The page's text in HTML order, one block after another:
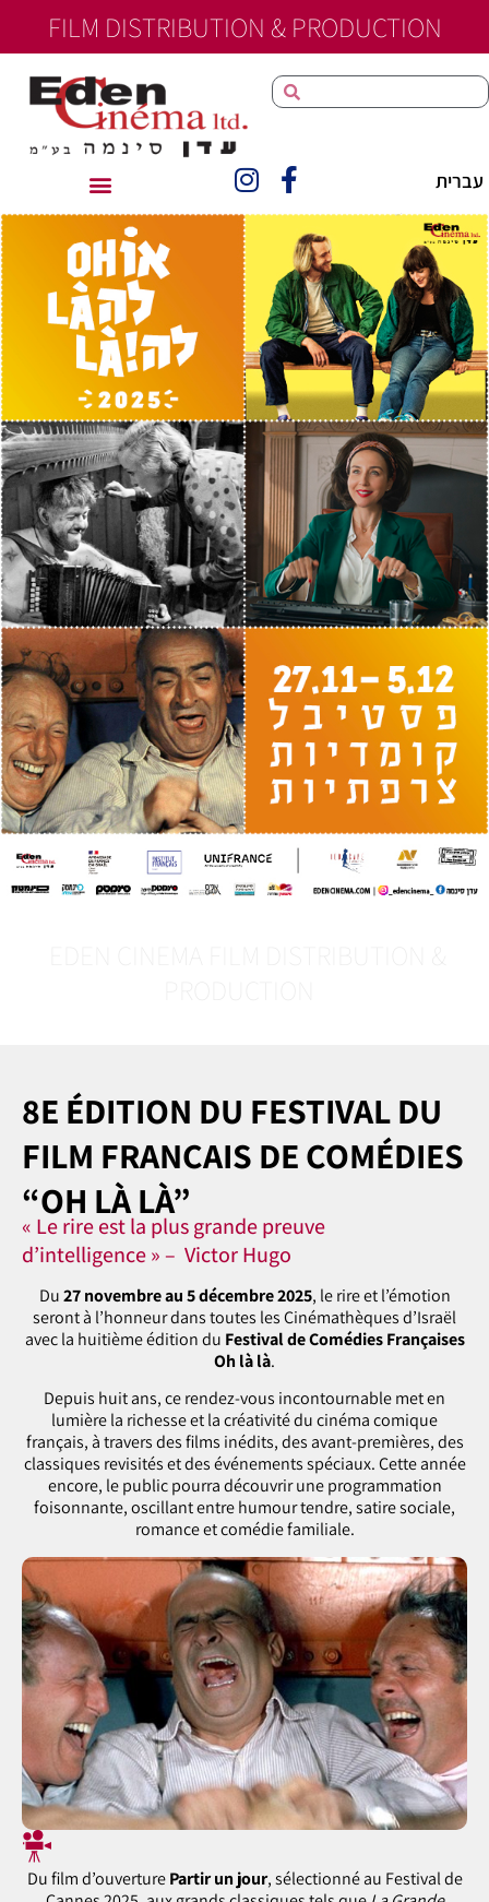
principalFILM DISTRIBUTION & PRODUCTION
עברית
8E ÉDITION DU FESTIVAL DU
FILM FRANÇAIS DE COMÉDIES
“OH LÀ LÀ”
« Le rire est la plus grande preuve
d’intelligence » – Victor Hugo
Du27 novembre au 5 décembre 2025, le rire et l’émotion
seront à l’honneur dans toutes les Cinémathèques d’Israël
avec la huitième édition du Festival de Comédies Françaises
Oh là là.
Depuis huit ans, ce rendez-vous incontournable met en
lumière la richesse et la créativité du cinéma comique
français, à travers des films inédits, des avant-premières, des
classiques revisités et des événements spéciaux. Cette année
encore, le public pourra découvrir une programmation
foisonnante, oscillant entre humour tendre, satire sociale,
romance et comédie familiale.
Du film d’ouverturePartir un jour, sélectionné au Festival de